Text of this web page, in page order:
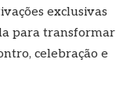
exclusivas
para transformar
celebração e